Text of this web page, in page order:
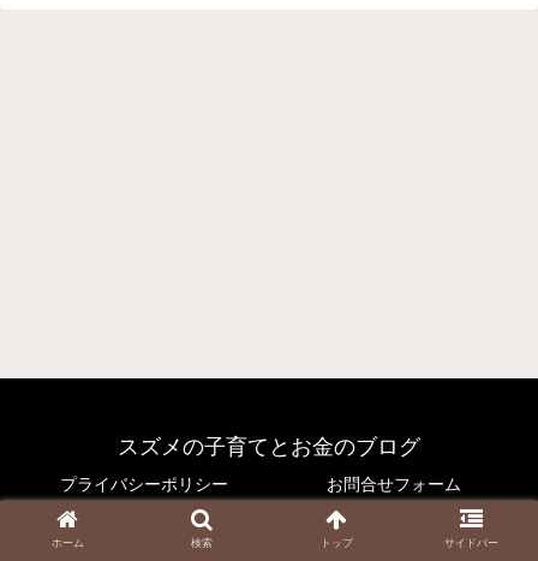
スズメの子育てとお金のブログ
プライバシーポリシー お問合せフォーム
© 2021 スズメの子育てとお金のブログ.
ホーム 検索 トップ サイドバー